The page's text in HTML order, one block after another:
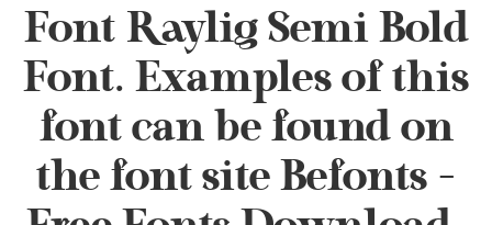
Font Raylig Semi Bold
Font. Examples of this
font can be found on
the font site Befonts –